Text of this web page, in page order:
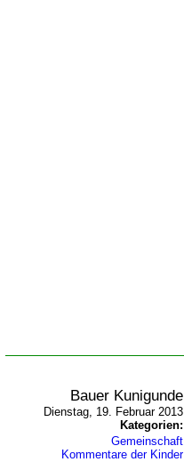
Bauer Kunigunde
Dienstag, 19. Februar 2013
Kategorien:
Gemeinschaft
Kommentare der Kinder